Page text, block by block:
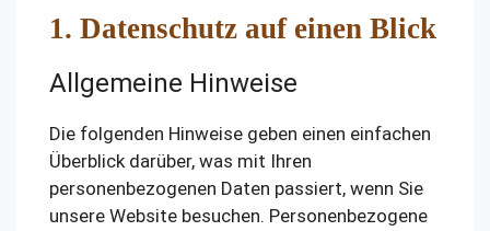
1. Datenschutz auf einen Blick
Allgemeine Hinweise
Die folgenden Hinweise geben einen einfachen
Überblick darüber, was mit Ihren
personenbezogenen Daten passiert, wenn Sie
unsere Website besuchen. Personenbezogene